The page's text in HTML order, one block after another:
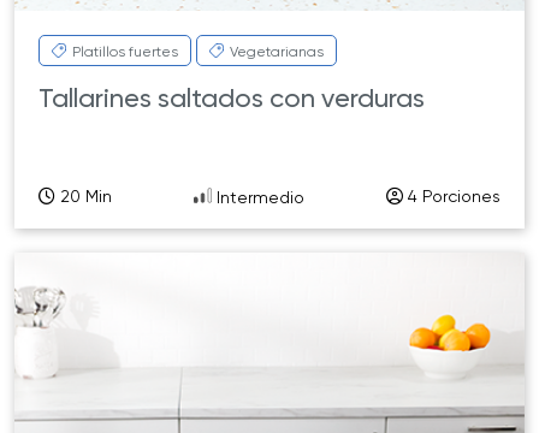
Platillos fuertes Vegetarianas
Tallarines saltados con verduras
20 Min Intermedio 4 Porciones